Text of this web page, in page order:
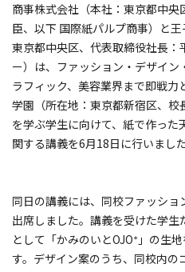
商事株式会社（本社：東京都中
臣、以下 国際紙パルプ商事）と
東京都中央区、代表取締役社長：
ー）は、ファッション・デザイ
ラフィック、美容業界まで即戦
学園（所在地：東京都新宿区、校
を学ぶ学生に向けて、紙で作った
関する講義を6月18日に行いました
同日の講義には、同校ファッシ
出席しました。講義を受けた学
として「かみのいとOJO⁺」の生
す。デザイン案のうち、同校内の